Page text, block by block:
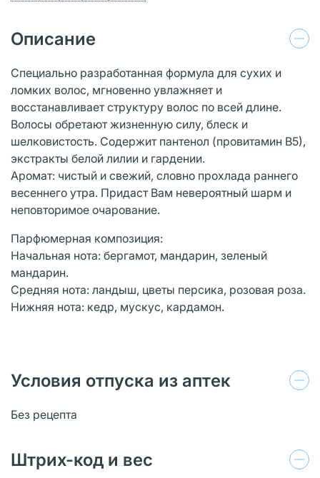
Описание
Специально разработанная формула для сухих и
ломких волос, мгновенно увлажняет и
восстанавливает структуру волос по всей длине.
Волосы обретают жизненную силу, блеск и
шелковистость. Содержит пантенол (провитамин В5),
экстракты белой лилии и гардении.
Аромат: чистый и свежий, словно прохлада раннего
весеннего утра. Придаст Вам невероятный шарм и
неповторимое очарование.
Парфюмерная композиция:
Начальная нота: бергамот, мандарин, зеленый
мандарин.
Средняя нота: ландыш, цветы персика, розовая роза.
Нижняя нота: кедр, мускус, кардамон.
Условия отпуска из аптек
Без рецепта
Штрих-код и вес